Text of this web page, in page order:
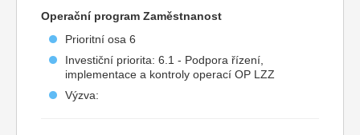
Operační program Zaměstnanost
Prioritní osa 6
Investiční priorita: 6.1 - Podpora řízení,
implementace a kontroly operací OP LZZ
Výzva: